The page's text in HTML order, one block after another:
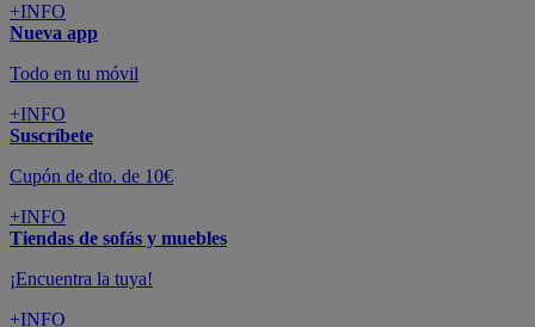
+INFO
Nueva app
Todo en tu móvil
+INFO
Suscríbete
Cupón de dto. de 10€
+INFO
Tiendas de sofás y muebles
¡Encuentra la tuya!
+INFO